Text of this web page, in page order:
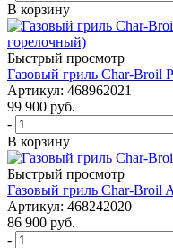
В корзину
Быстрый просмотр
Газовый гриль Char-Broil
Артикул: 468962021
99 900 руб.
-
В корзину
Быстрый просмотр
Газовый гриль Char-Broil
Артикул: 468242020
86 900 руб.
-